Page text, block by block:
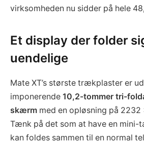
virksomheden nu sidder på hele
Et display der folder
uendelige
Mate XT’s største trækplaster er
imponerende 10,2-tommer tri-
skærm med en opløsning på 2232
Tænk på det som at have en mini-
kan foldes sammen til en normal